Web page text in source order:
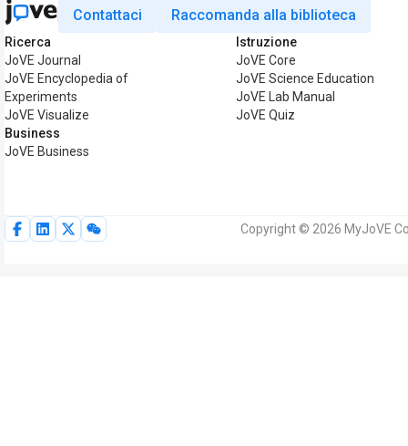
Contattaci Raccomanda alla biblioteca
Ricerca
JoVE Journal
JoVE Encyclopedia of
Experiments
JoVE Visualize
Business
JoVE Business
Istruzione
JoVE Core
JoVE Science Education
JoVE Lab Manual
JoVE Quiz
Copyright © 2026 MyJoVE